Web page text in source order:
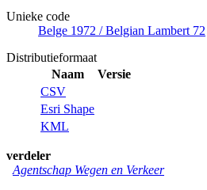
Unieke code
Belge 1972 / Belgian Lambert 72
Distributieformaat
Naam
Versie
CSV
Esri Shape
KML
verdeler
Agentschap Wegen en Verkeer